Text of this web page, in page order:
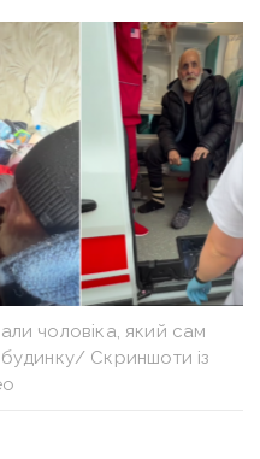
чоловіка, який сам
Скриншоти із